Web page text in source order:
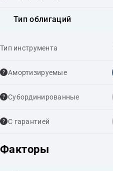
Тип облигаций
Тип инструмента
Амортизируемые
Cубординированные
С гарантией
Факторы